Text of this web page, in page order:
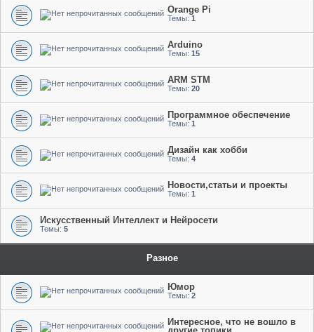
Orange Pi
Темы: 1
Arduino
Темы: 15
ARM STM
Темы: 20
Программное обеспечение
Темы: 1
Дизайн как хобби
Темы: 4
Новости,статьи и проекты
Темы: 1
Искусственный Интеллект и Нейросети
Темы: 5
Разное
Юмор
Темы: 2
Интересное, что не вошло в